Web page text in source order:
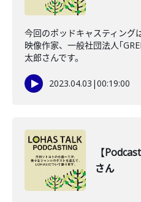
今回のポッドキャスティング
映像作家、一般社団法人｢
太郎さんです。
2023.04.03 |00:19:00
【
さん